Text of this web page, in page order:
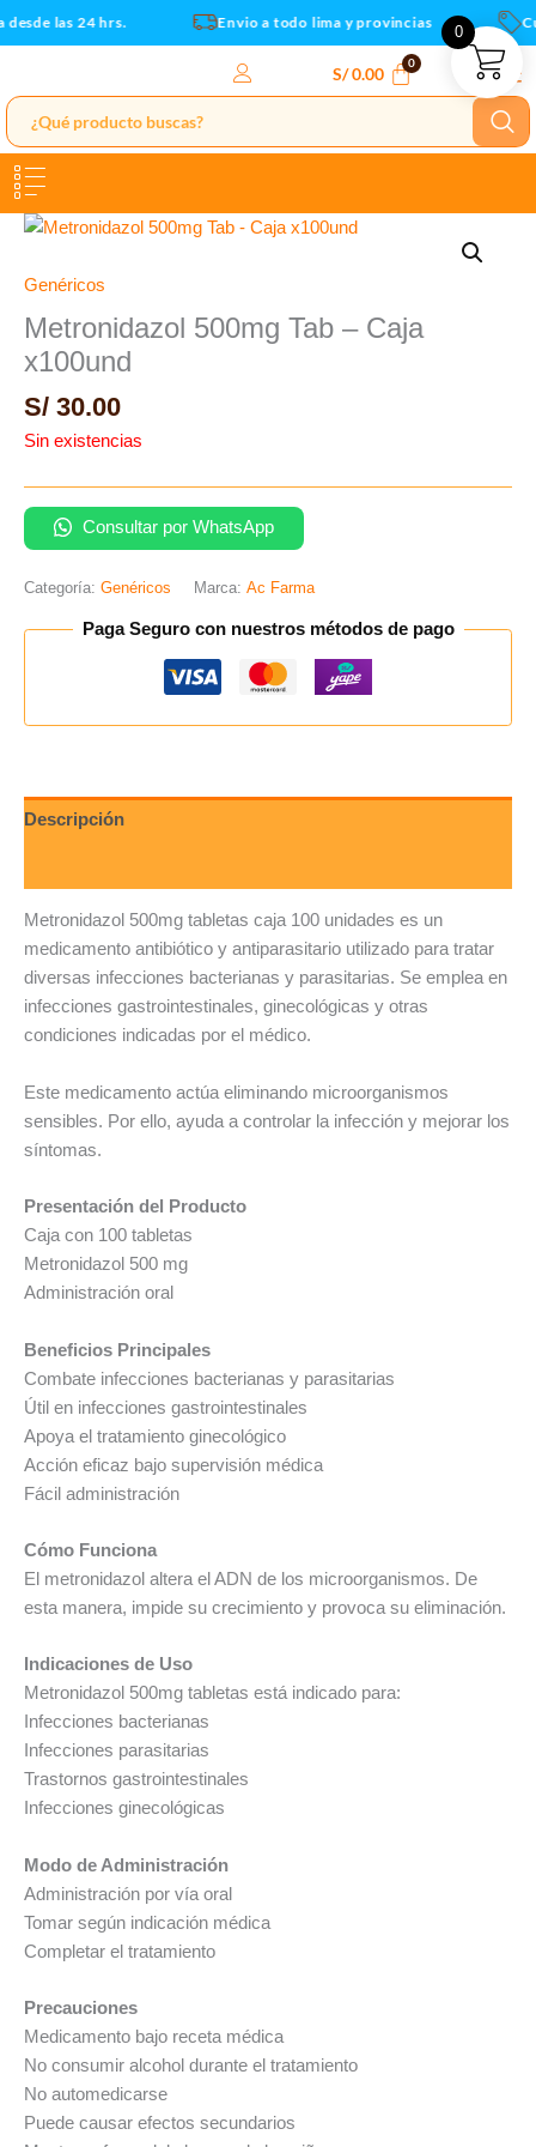
al
las 24 hrs. Envio a todo lima y provincias
S/0.00
Genéricos
Metronidazol 500mg Tab – Caja
x100und
S/ 30.00
Sin existencias
Consultar por WhatsApp
Categoría: Genéricos Marca: Ac Farma
Paga Seguro con nuestros métodos de pago
Descripción
Metronidazol 500mg tabletas caja 100 unidades es un
medicamento antibiótico y antiparasitario utilizado para tratar
diversas infecciones bacterianas y parasitarias. Se emplea en
infecciones gastrointestinales, ginecológicas y otras
condiciones indicadas por el médico.
Este medicamento actúa eliminando microorganismos
sensibles. Por ello, ayuda a controlar la infección y mejorar los
síntomas.
Presentación del Producto
Caja con 100 tabletas
Metronidazol 500 mg
Administración oral
Beneficios Principales
Combate infecciones bacterianas y parasitarias
Útil en infecciones gastrointestinales
Apoya el tratamiento ginecológico
Acción eficaz bajo supervisión médica
Fácil administración
Cómo Funciona
El metronidazol altera el ADN de los microorganismos. De
esta manera, impide su crecimiento y provoca su eliminación.
Indicaciones de Uso
Metronidazol 500mg tabletas está indicado para:
Infecciones bacterianas
Infecciones parasitarias
Trastornos gastrointestinales
Infecciones ginecológicas
Modo de Administración
Administración por vía oral
Tomar según indicación médica
Completar el tratamiento
Precauciones
Medicamento bajo receta médica
No consumir alcohol durante el tratamiento
No automedicarse
Puede causar efectos secundarios
0